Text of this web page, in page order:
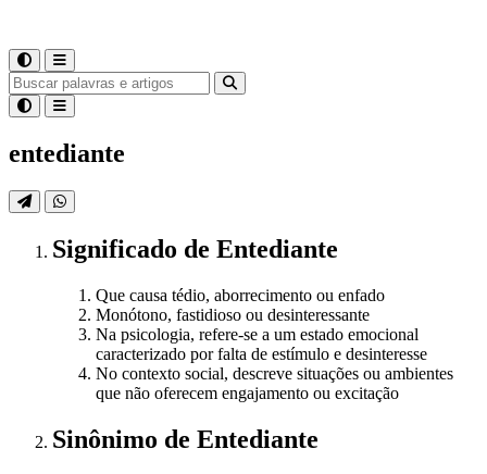
entediante
Significado de Entediante
Que causa tédio, aborrecimento ou enfado
Monótono, fastidioso ou desinteressante
Na psicologia, refere-se a um estado emocional
caracterizado por falta de estímulo e desinteresse
No contexto social, descreve situações ou ambientes
que não oferecem engajamento ou excitação
Sinônimo de Entediante